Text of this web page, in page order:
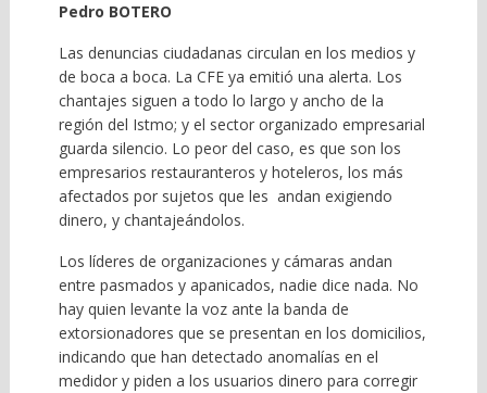
Pedro BOTERO
Las denuncias ciudadanas circulan en los medios y
de boca a boca. La CFE ya emitió una alerta. Los
chantajes siguen a todo lo largo y ancho de la
región del Istmo; y el sector organizado empresarial
guarda silencio. Lo peor del caso, es que son los
empresarios restauranteros y hoteleros, los más
afectados por sujetos que les andan exigiendo
dinero, y chantajeándolos.
Los líderes de organizaciones y cámaras andan
entre pasmados y apanicados, nadie dice nada. No
hay quien levante la voz ante la banda de
extorsionadores que se presentan en los domicilios,
indicando que han detectado anomalías en el
medidor y piden a los usuarios dinero para corregir